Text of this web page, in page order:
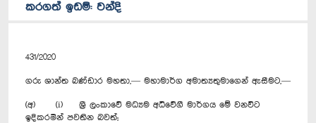
කරගත් ඉඩම්: වන්දි
431/2020
ගරු ශාන්ත බණ්ඩාර මහතා,— මහාමාර්ග අමාත්‍යතුමාගෙන් ඇසීමට,—
(අ) (i) ශ්‍රී ලංකාවේ මධ්‍යම අධිවේගී මාර්ගය මේ වනවිට
ඉදිකරමින් පවතින බවත්;